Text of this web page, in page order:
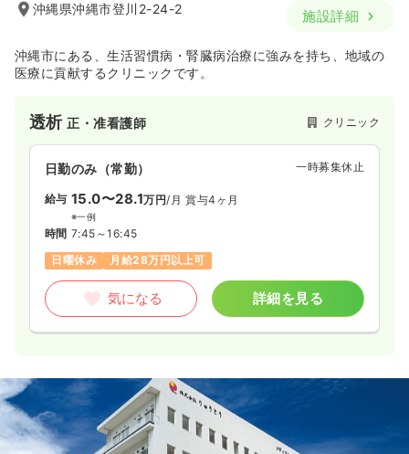
沖縄県沖縄市登川2-24-2 施設詳細
沖縄市にある、生活習慣病・腎臓病治療に強みを持ち、地域の
医療に貢献するクリニックです。
透析正・准看護師 クリニック
日勤のみ（常勤） 一時募集休止
給与 15.0〜28.1万円/月 賞与4ヶ月
※一例
時間 7:45～16:45
日曜休み
月給28万円以上可
気になる 詳細を見る